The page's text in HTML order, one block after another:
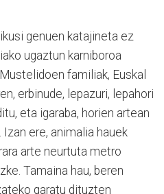
genuen katajineta ez
ugaztun karniboroa
familiak, Euskal
erbinude, lepazuri, lepahori
eta igaraba, horien artean
ere, animalia hauek
arte neurtuta metro
Tamaina hau, beren
garatu dituzten